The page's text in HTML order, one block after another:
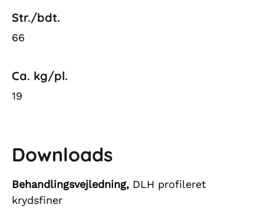
Str./bdt.
66
Ca. kg/pl.
19
Downloads
Behandlingsvejledning, DLH profileret
krydsfiner